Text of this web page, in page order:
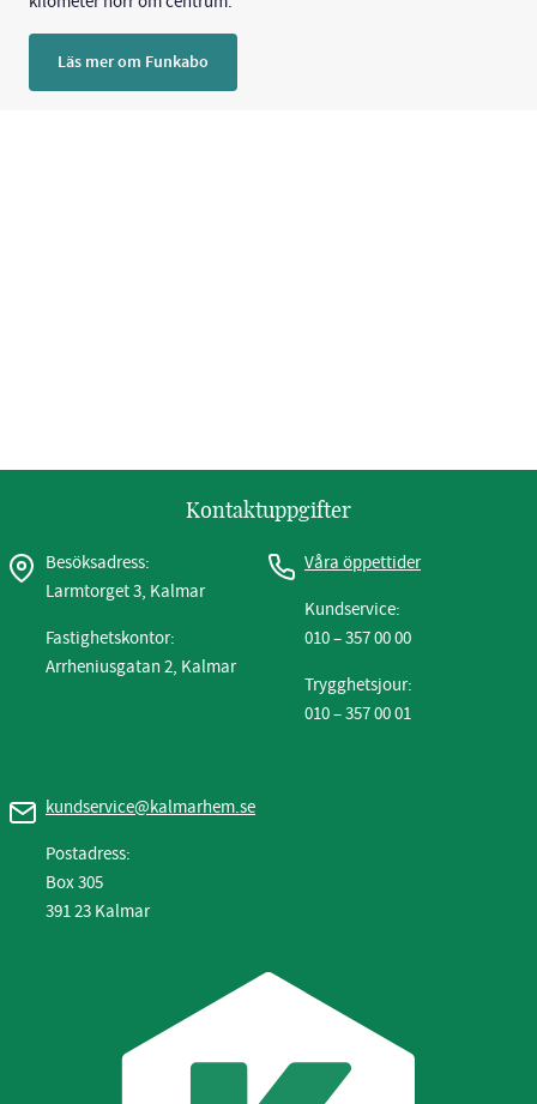
Läs mer om Funkabo
Kontaktuppgifter
Besöksadress:
Larmtorget 3, Kalmar
Fastighetskontor:
Arrheniusgatan 2, Kalmar
Våra öppettider
Kundservice:
010 – 357 00 00
Trygghetsjour:
010 – 357 00 01
kundservice@kalmarhem.se
Postadress:
Box 305
391 23 Kalmar